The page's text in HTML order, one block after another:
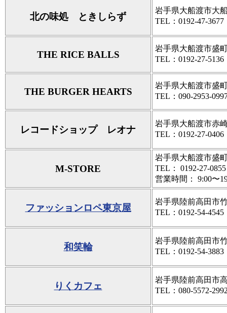
北の味処 ときしらず
岩手県大船渡市大
TEL：0192-47-3677
THE RICE BALLS
岩手県大船渡市盛
TEL：0192-27-5136
THE BURGER HEARTS
岩手県大船渡市盛
TEL：090-2953-
レコードショップ レオナ
岩手県大船渡市赤
TEL：0192-27-0406
M-STORE
岩手県大船渡市盛
TEL： 0192-27-0855
営業時間： 9:00〜
ファッションロペ東京屋
岩手県陸前高田市
TEL：0192-54-4545
和笑輪
岩手県陸前高田市
TEL：0192-54-3883
りくカフェ
岩手県陸前高田市
TEL：080-5572-